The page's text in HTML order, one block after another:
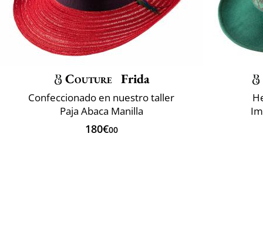
Couture Frida
Confeccionado en nuestro taller
Paja Abaca Manilla
180€00